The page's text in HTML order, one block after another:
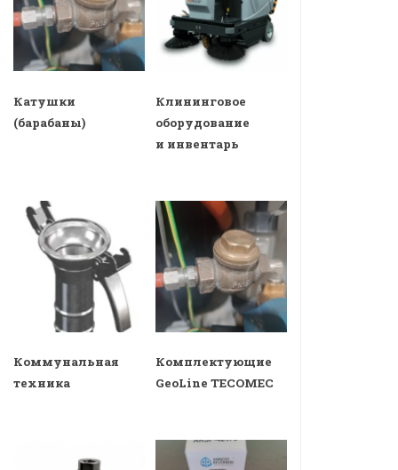
Катушки
(барабаны)
Клининговое
оборудование
и инвентарь
Коммунальная
техника
Комплектующие
GeoLine TECOMEC